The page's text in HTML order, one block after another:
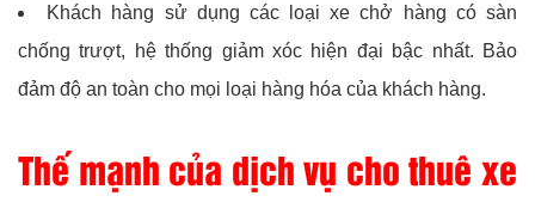
Khách hàng sử dụng các loại xe chở hàng có sàn
chống trượt, hệ thống giảm xóc hiện đại bậc nhất. Bảo
đảm độ an toàn cho mọi loại hàng hóa của khách hàng.
Thế mạnh của dịch vụ cho thuê xe